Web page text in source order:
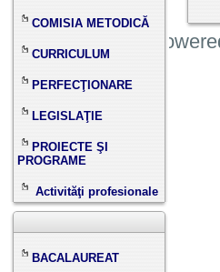
COMISIA METODICĂ
CURRICULUM
PERFECŢIONARE
LEGISLAŢIE
PROIECTE ŞI
PROGRAME
Activităţi profesionale
BACALAUREAT
This site is